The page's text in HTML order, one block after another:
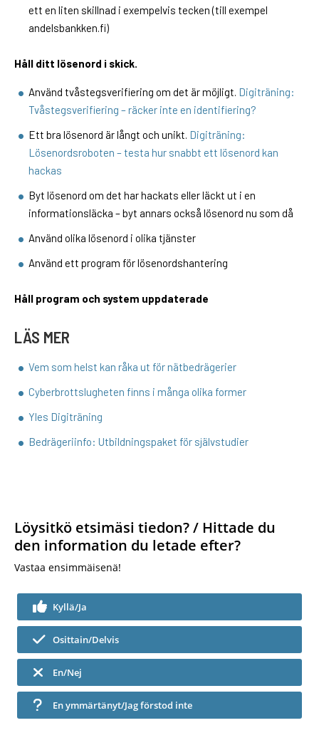
ett en liten skillnad i exempelvis tecken (till exempel
andelsbankken.fi)
Håll ditt lösenord i skick.
Använd tvåstegsverifiering om det är möjligt. Digiträning:
Tvåstegsverifiering – räcker inte en identifiering?
Ett bra lösenord är långt och unikt. Digiträning:
Lösenordsroboten – testa hur snabbt ett lösenord kan
hackas
Byt lösenord om det har hackats eller läckt ut i en
informationsläcka – byt annars också lösenord nu som då
Använd olika lösenord i olika tjänster
Använd ett program för lösenordshantering
Håll program och system uppdaterade
LÄS MER
Vem som helst kan råka ut för nätbedrägerier
Cyberbrottslugheten finns i många olika former
Yles Digiträning
Bedrägeriinfo: Utbildningspaket för självstudier
Löysitkö etsimäsi tiedon? / Hittade du
den information du letade efter?
Vastaa ensimmäisenä!
Kyllä/Ja
Osittain/Delvis
En/Nej
En ymmärtänyt/Jag förstod inte